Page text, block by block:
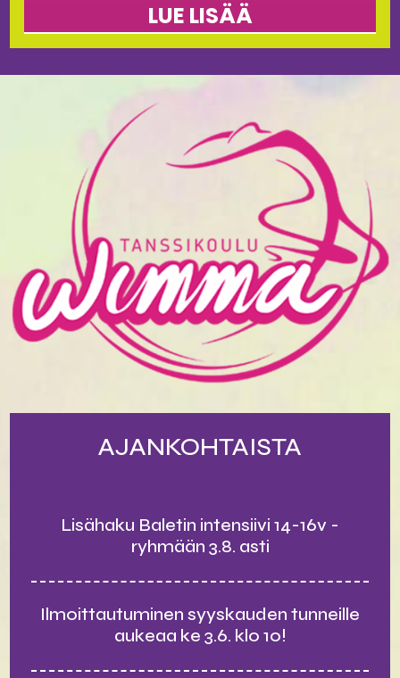
LUE LISÄÄ
AJANKOHTAISTA
Lisähaku Baletin intensiivi 14-16v -
ryhmään 3.8. asti
Ilmoittautuminen syyskauden tunneille
aukeaa ke 3.6. klo 10!